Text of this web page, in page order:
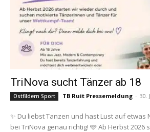
TriNova sucht Tänzer ab 18
Ostfildern Sport TB Ruit Pressemeldung - 30.
✨ Du liebst Tanzen und hast Lust auf etwas
bei TriNova genau richtig! 🩵 Ab Herbst 2026